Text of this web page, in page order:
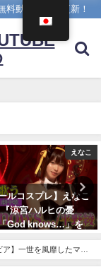
料動画を日々更新！
4K UPSCALING CLUB
（2023年08月25
CLUBさん
】一世を風靡したマッ
の理想が詰まった水着